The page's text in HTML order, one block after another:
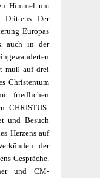
Himmel um
Drittens: Der
Europas
auch in der
muß auf drei
Christentum
friedlichen
CHRISTUS-
und Besuch
Herzens auf
der
Gespräche.
und CM-